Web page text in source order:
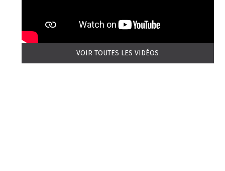
VOIR TOUTES LES VIDÉOS